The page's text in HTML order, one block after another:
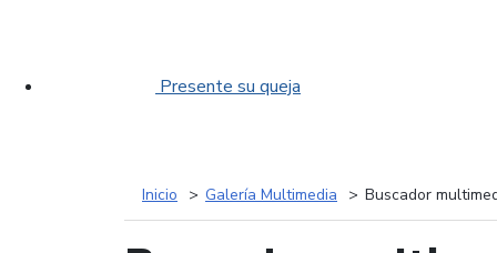
Presente su queja
Inicio Galería Multimedia Buscador